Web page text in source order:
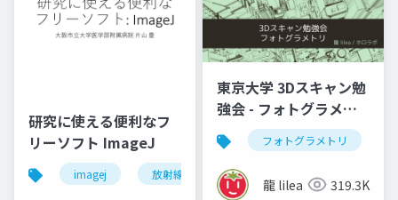
研究に使える便利なフ
リーソフト ImageJ
imagej 放射線技師
東京大学 3Dスキャン勉
強会 - フォトグラメト
リ」
フォトグラメトリ
龍 lilea 319.3K